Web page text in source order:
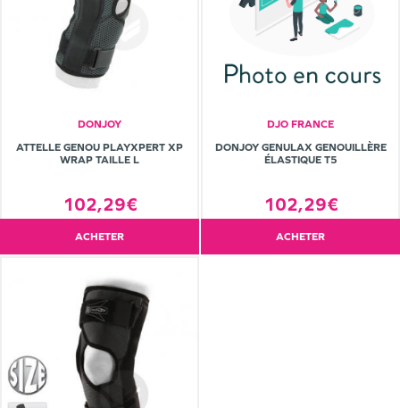
DONJOY
ATTELLE GENOU PLAYXPERT XP
WRAP TAILLE L
102,29€
ACHETER
DJO FRANCE
DONJOY GENULAX GENOUILLÈRE
ÉLASTIQUE T5
102,29€
ACHETER